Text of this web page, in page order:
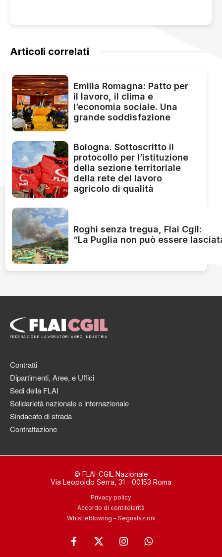
Articoli correlati
Emilia Romagna: Patto per
il lavoro, il clima e
l’economia sociale. Una
grande soddisfazione
Bologna. Sottoscritto il
protocollo per l’istituzione
della sezione territoriale
della rete del lavoro
agricolo di qualità
Roghi senza tregua, Flai Cgil:
“La Puglia non può essere
FEDERAZIONE LAVORATORI AGRO INDUSTRIA
Contratti
Dipartimenti, Aree, e Uffici
Sedi della FLAI
Solidarietà nazionale e internazionale
Sindacato di strada
Contrattazione
© FLAI-CGIL Nazionale
Via Leopoldo Serra, 31 - 00153 Roma
Privacy policy
Accordo di contitolarità
Whistleblowing – Segnalazioni